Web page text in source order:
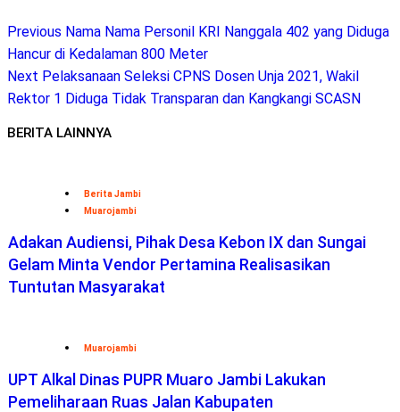
Previous Nama Nama Personil KRI Nanggala 402 yang Diduga
Hancur di Kedalaman 800 Meter
Next Pelaksanaan Seleksi CPNS Dosen Unja 2021, Wakil
Rektor 1 Diduga Tidak Transparan dan Kangkangi SCASN
BERITA LAINNYA
Berita Jambi
Muarojambi
Adakan Audiensi, Pihak Desa Kebon IX dan Sungai
Gelam Minta Vendor Pertamina Realisasikan
Tuntutan Masyarakat
Muarojambi
UPT Alkal Dinas PUPR Muaro Jambi Lakukan
Pemeliharaan Ruas Jalan Kabupaten